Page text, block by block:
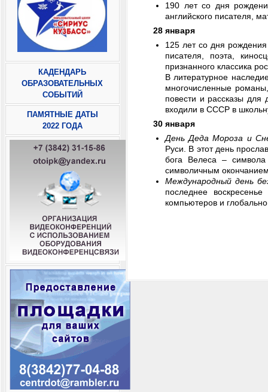
КАДЕНДАРЬ
ОБРАЗОВАТЕЛЬНЫХ
СОБЫТИЙ
ПАМЯТНЫЕ ДАТЫ
2022 ГОДА
190 лет со дня
английского писателя,
28 января
125 лет со дня
писателя, поэта,
признанного классика
В литературное
многочисленные
повести и рассказы для
входили в СССР в
30 января
День Деда Мороза и
Руси. В этот день
бога Велеса –
символичным
Международный день
последнее
компьютеров и